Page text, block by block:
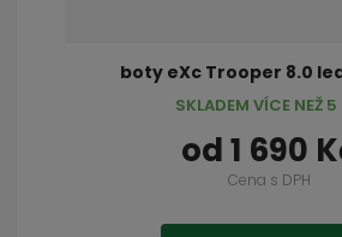
boty eXc Trooper 8.0
od1 690
Cena s DPH
SKLADEM VÍCE NEŽ 5